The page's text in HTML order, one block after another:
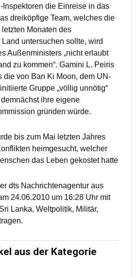
Inspektoren die Einreise in das
dreiköpfige Team, welches die
Monaten des
untersuchen sollte, wird
Außenministers „nicht erlaubt
zu kommen“. Gamini L. Peiris
die von Ban Ki Moon, dem UN-
Gruppe „völlig unnötig“
ihre eigene
gründen würde.
bis zum Mai letzten Jahres
heimgesucht, welcher
das Leben gekostet hatte
dts Nachrichtenagentur aus
24.06.2010 um 16:28 Uhr mit
Lanka, Weltpolitik, Militär,
aus der Kategorie